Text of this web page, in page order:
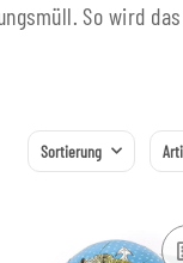
So wird
Sortierung